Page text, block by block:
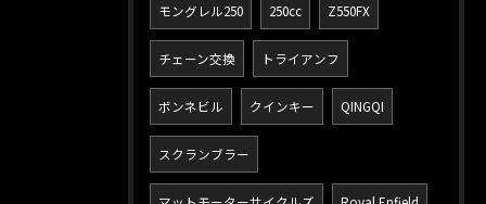
モングレル250 250cc Z550FX
チェーン交換 トライアンフ
ボンネビル クインキー QINGQI
スクランブラー